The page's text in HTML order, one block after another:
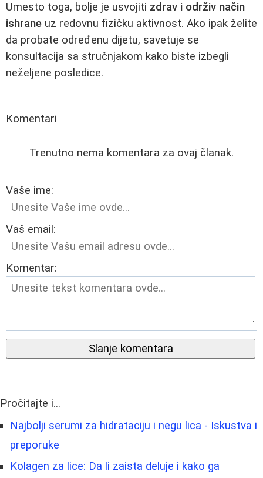
Umesto toga, bolje je usvojiti zdrav i održiv način
ishrane uz redovnu fizičku aktivnost. Ako ipak želite
da probate određenu dijetu, savetuje se
konsultacija sa stručnjakom kako biste izbegli
neželjene posledice.
Komentari
Trenutno nema komentara za ovaj članak.
Vaše ime:
Vaš email:
Komentar:
Slanje komentara
Pročitajte i...
Najbolji serumi za hidrataciju i negu lica - Iskustva i
preporuke
Kolagen za lice: Da li zaista deluje i kako ga